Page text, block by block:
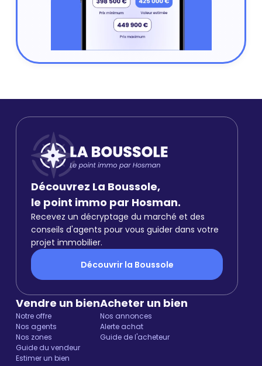
Découvrez La Boussole,
le point immo par Hosman.
Recevez un décryptage du marché et des
conseils d'agents pour vous guider dans votre
projet immobilier.
Découvrir la Boussole
Vendre un bien
Notre offre
Nos agents
Nos zones
Guide du vendeur
Estimer un bien
Acheter un bien
Nos annonces
Alerte achat
Guide de l'acheteur